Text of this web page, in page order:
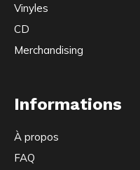
Vinyles
CD
Merchandising
Informations
À propos
FAQ